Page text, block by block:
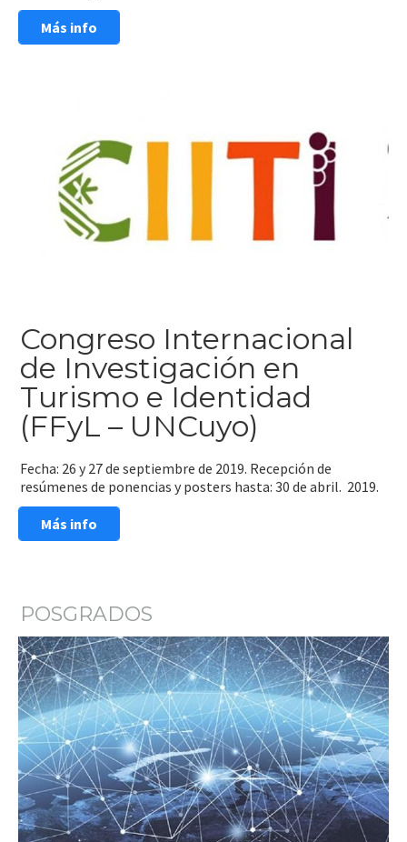
Más info
Congreso Internacional
de Investigación en
Turismo e Identidad
(FFyL – UNCuyo)
Fecha: 26 y 27 de septiembre de 2019. Recepción de
resúmenes de ponencias y posters hasta: 30 de abril. 2019.
Más info
POSGRADOS